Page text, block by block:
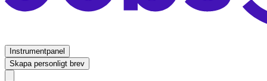
Instrumentpanel
Skapa personligt brev